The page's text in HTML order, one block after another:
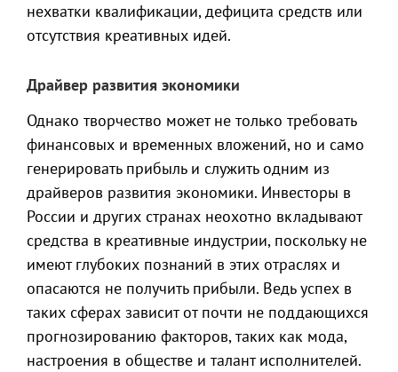
нехватки квалификации, дефицита средств или
отсутствия креативных идей.
Драйвер развития экономики
Однако творчество может не только требовать
финансовых и временных вложений, но и само
генерировать прибыль и служить одним из
драйверов развития экономики. Инвесторы в
России и других странах неохотно вкладывают
средства в креативные индустрии, поскольку не
имеют глубоких познаний в этих отраслях и
опасаются не получить прибыли. Ведь успех в
таких сферах зависит от почти не поддающихся
прогнозированию факторов, таких как мода,
настроения в обществе и талант исполнителей.